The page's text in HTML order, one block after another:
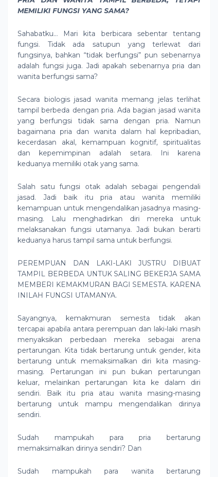
MEMILIKI FUNGSI YANG SAMA?
Sahabatku… Mari kita berbicara sebentar tentang
fungsi. Tidak ada satupun yang terlewat dari
fungsinya, bahkan “tidak berfungsi” pun sebenarnya
adalah fungsi juga. Jadi apakah sebenarnya pria dan
wanita berfungsi sama?
Secara biologis jasad wanita memang jelas terlihat
tampil berbeda dengan pria. Ada bagian jasad wanita
yang berfungsi tidak sama dengan pria. Namun
bagaimana pria dan wanita dalam hal kepribadian,
kecerdasan akal, kemampuan kognitif, spiritualitas
dan kepemimpinan adalah setara. Ini karena
keduanya memiliki otak yang sama.
Salah satu fungsi otak adalah sebagai pengendali
jasad. Jadi baik itu pria atau wanita memiliki
kemampuan untuk mengendalikan jasadnya masing-
masing. Lalu menghadirkan diri mereka untuk
melaksanakan fungsi utamanya. Jadi bukan berarti
keduanya harus tampil sama untuk berfungsi.
PEREMPUAN DAN LAKI-LAKI JUSTRU DIBUAT
TAMPIL BERBEDA UNTUK SALING BEKERJA SAMA
MEMBERI KEMAKMURAN BAGI SEMESTA. KARENA
INILAH FUNGSI UTAMANYA.
Sayangnya, kemakmuran semesta tidak akan
tercapai apabila antara perempuan dan laki-laki masih
menyaksikan perbedaan mereka sebagai arena
pertarungan. Kita tidak bertarung untuk gender, kita
bertarung untuk memaksimalkan diri kita masing-
masing. Pertarungan ini pun bukan pertarungan
keluar, melainkan pertarungan kita ke dalam diri
sendiri. Baik itu pria atau wanita masing-masing
bertarung untuk mampu mengendalikan dirinya
sendiri.
Sudah mampukah para pria bertarung
memaksimalkan dirinya sendiri? Dan
Sudah mampukah para wanita bertarung